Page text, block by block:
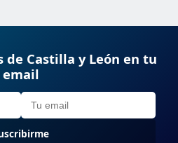
de Castilla y León en tu
email